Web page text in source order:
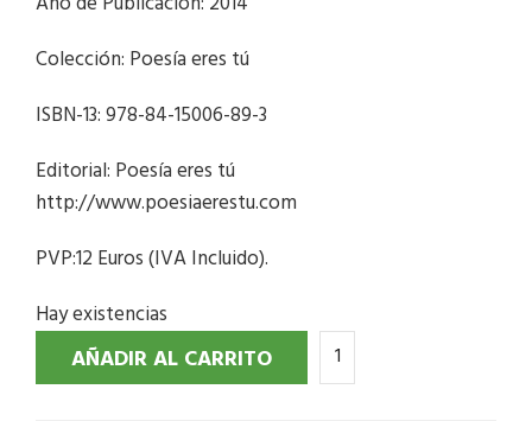
Colección: Poesía eres tú
ISBN-13: 978-84-15006-89-3
Editorial: Poesía eres tú
http://www.poesiaerestu.com
PVP:12 Euros (IVA Incluido).
Hay existencias
AÑADIR AL CARRITO